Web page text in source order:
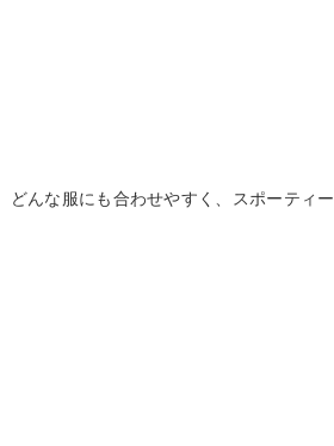
んな服にも合わせやすく、スポーティー